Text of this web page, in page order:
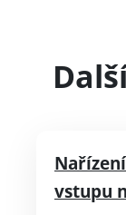
vstupu